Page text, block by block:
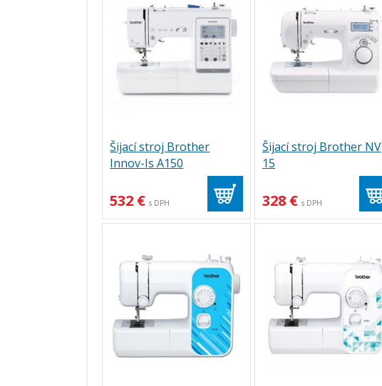
Šijací stroj Brother
Innov-Is A150
532 € s DPH
Šijací stroj Brother NV
15
328 € s DPH